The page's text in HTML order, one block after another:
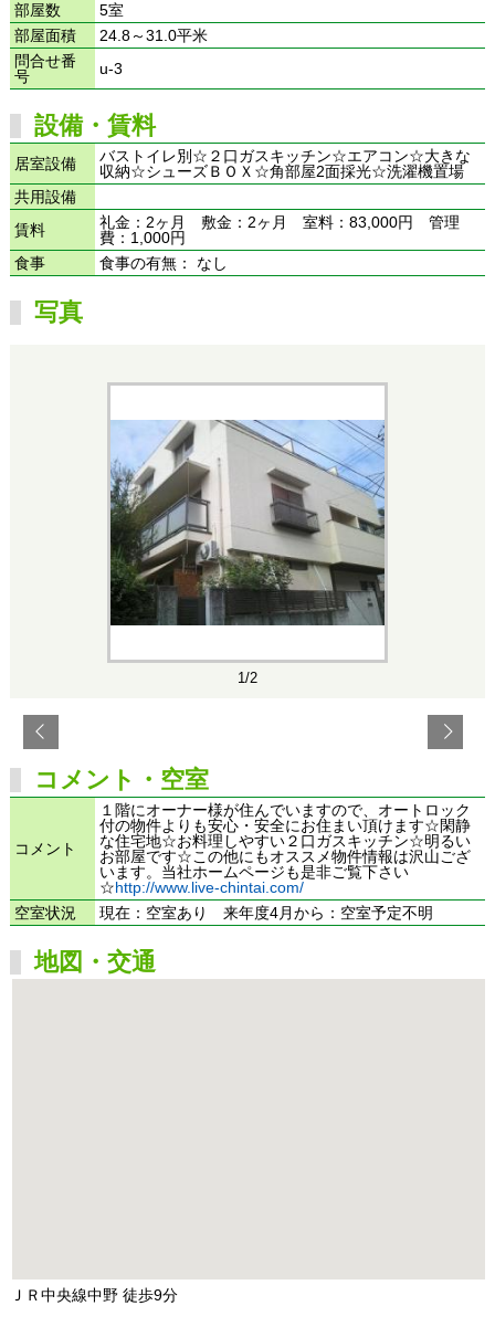
部屋数
5室
部屋面積
24.8～31.0平米
問合せ番
号
u-3
設備・賃料
居室設備
バストイレ別☆２口ガスキッチン☆エアコン☆大きな
収納☆シューズＢＯＸ☆角部屋2面採光☆洗濯機置場
共用設備
賃料
礼金：2ヶ月 敷金：2ヶ月 室料：83,000円 管理
費：1,000円
食事
食事の有無： なし
写真
1/2
コメント・空室
コメント
１階にオーナー様が住んでいますので、オートロック
付の物件よりも安心・安全にお住まい頂けます☆閑静
な住宅地☆お料理しやすい２口ガスキッチン☆明るい
お部屋です☆この他にもオススメ物件情報は沢山ござ
います。当社ホームページも是非ご覧下さい
☆http://www.live-chintai.com/
空室状況
現在：空室あり 来年度4月から：空室予定不明
地図・交通
ＪＲ中央線中野 徒歩9分